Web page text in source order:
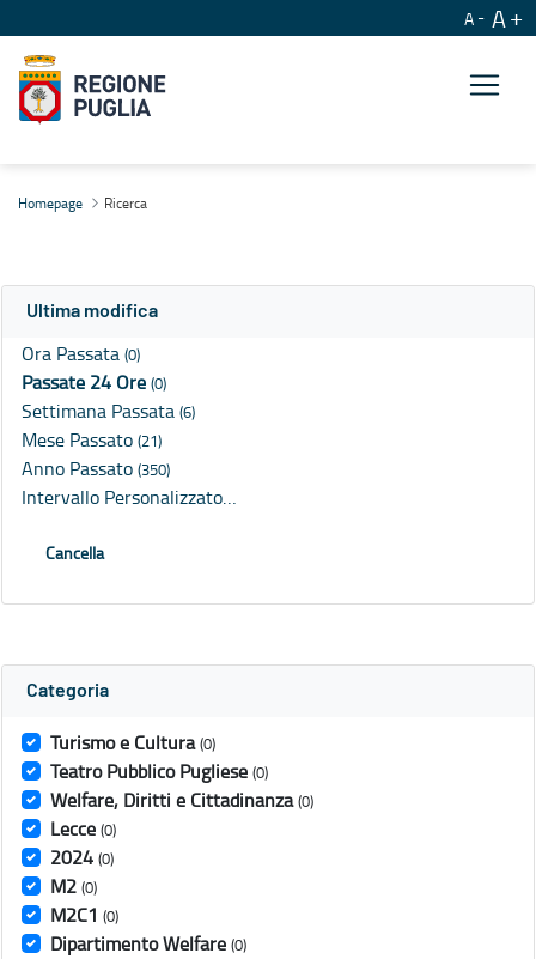
A A
Homepage Ricerca
Ultima modifica
Ora Passata (0)
Passate 24 Ore (0)
Settimana Passata (6)
Mese Passato (21)
Anno Passato (350)
Intervallo Personalizzato…
Cancella
Categoria
Turismo e Cultura (0)
Teatro Pubblico Pugliese (0)
Welfare, Diritti e Cittadinanza (0)
Lecce (0)
2024 (0)
M2 (0)
M2C1 (0)
Dipartimento Welfare (0)